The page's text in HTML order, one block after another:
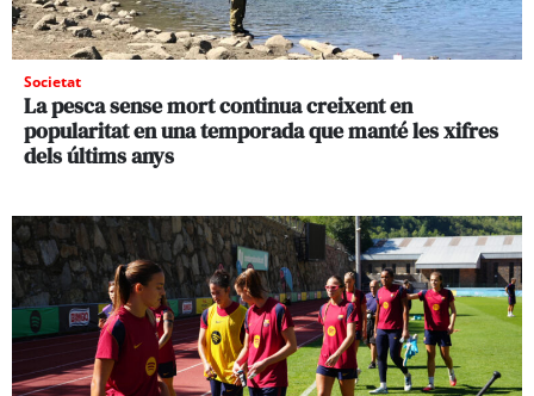
Societat
La pesca sense mort continua creixent en
popularitat en una temporada que manté les xifres
dels últims anys